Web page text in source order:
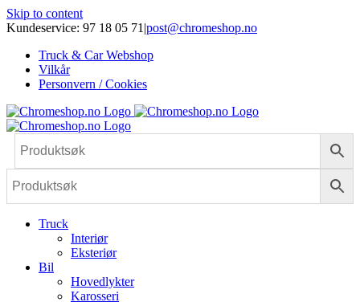
Skip to content
Kundeservice: 97 18 05 71 |post@chromeshop.no
Truck & Car Webshop
Vilkår
Personvern / Cookies
Truck
Interiør
Eksteriør
Bil
Hovedlykter
Karosseri